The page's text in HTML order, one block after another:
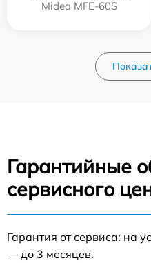
Midea MFE-60S
Гарантийные
сервисного
Гарантия от сервиса: на
— до 3 месяцев.